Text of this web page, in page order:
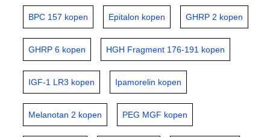
BPC 157 kopen Epitalon kopen GHRP 2 kopen
GHRP 6 kopen HGH Fragment 176-191 kopen
IGF-1 LR3 kopen Ipamorelin kopen
Melanotan 2 kopen PEG MGF kopen